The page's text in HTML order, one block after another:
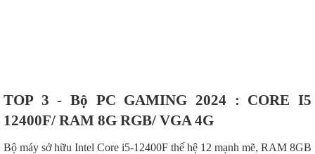
TOP 3 - Bộ PC GAMING 2024 : CORE I5
12400F/ RAM 8G RGB/ VGA 4G
Bộ máy sở hữu Intel Core i5-12400F thế hệ 12 mạnh mẽ, RAM 8GB